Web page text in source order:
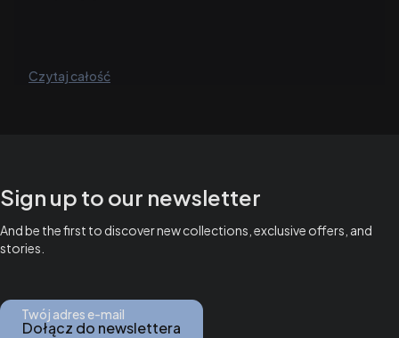
Czytaj całość
Sign up to our newsletter
And be the first to discover new collections, exclusive offers, and
stories.
Twój adres e-mail
Dołącz do newslettera